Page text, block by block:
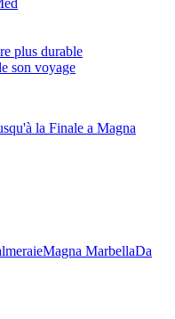
plus durable
son voyage
la Finale a Magna
Magna MarbellaDa